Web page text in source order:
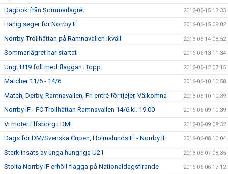
Dagbok från Sommarlägret 2016-06-15 13:33
Härlig seger för Norrby IF 2016-06-15 09:02
Norrby-Trollhättan på Ramnavallen ikväll 2016-06-14 08:52
Sommarlägret har startat 2016-06-13 11:34
Ungt U19 föll med flaggan i topp 2016-06-12 07:15
Matcher 11/6 - 14/6 2016-06-10 10:58
Match, Derby, Ramnavallen, Fri entré för tjejer, Välkomna 2016-06-10 10:39
Norrby IF - FC Trollhättan Ramnavallen 14/6 kl. 19.00 2016-06-09 10:39
Vi möter Elfsborg i DM! 2016-06-09 08:32
Dags för DM/Svenska Cupen, Holmalunds IF - Norrby IF 2016-06-08 10:04
Stark insats av unga hungriga U21 2016-06-07 08:35
Stolta Norrby IF erhöll flagga på Nationaldagsfirande 2016-06-06 17:12